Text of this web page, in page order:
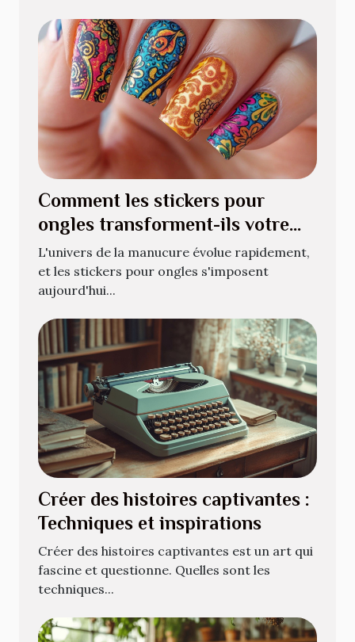
Comment les stickers pour
ongles transforment-ils votre
manucure quotidienne ?
L'univers de la manucure évolue rapidement,
et les stickers pour ongles s'imposent
aujourd'hui...
Créer des histoires captivantes :
Techniques et inspirations
Créer des histoires captivantes est un art qui
fascine et questionne. Quelles sont les
techniques...